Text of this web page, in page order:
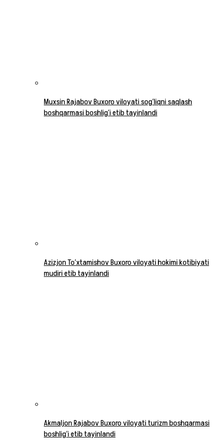
Muxsin Rajabov Buxoro viloyati sog‘liqni saqlash
boshqarmasi boshlig‘i etib tayinlandi
Azizjon To‘xtamishov Buxoro viloyati hokimi kotibiyati
mudiri etib tayinlandi
Akmaljon Rajabov Buxoro viloyati turizm boshqarmasi
boshlig‘i etib tayinlandi